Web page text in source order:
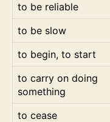
to be reliable
to be slow
to begin, to start
to carry on doing
something
to cease